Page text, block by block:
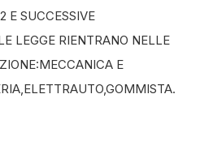
E SUCCESSIVE
LEGGE RIENTRANO NELLE
E